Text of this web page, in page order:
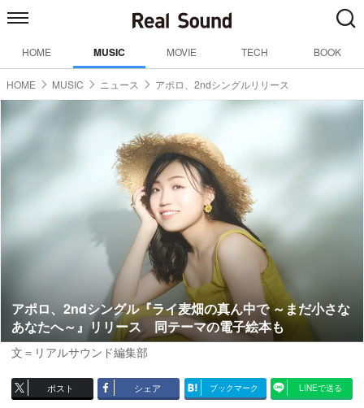
HOME MUSIC MOVIE TECH BOOK
HOME MUSIC ニュース アポロ、2ndシングルリリース
アポロ、2ndシングル『ライ麦畑の真ん中で ～まだ小さな
あなたへ～』リリース 同テーマの電子絵本も
文＝リアルサウンド編集部
ポスト シェア ブックマーク LINEで送る